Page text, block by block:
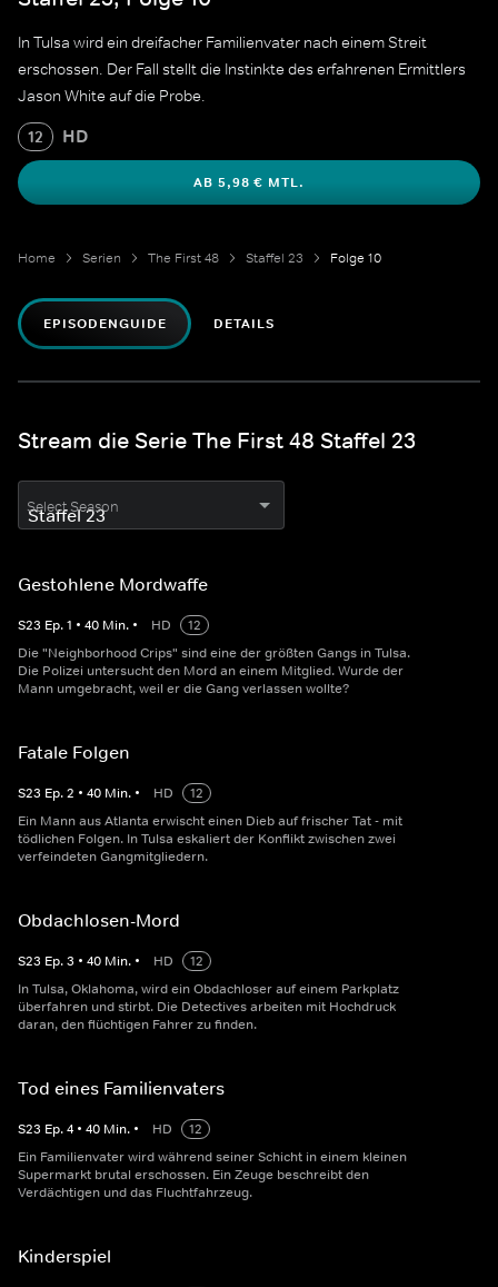
In Tulsa wird ein dreifacher Familienvater nach einem Streit
erschossen. Der Fall stellt die Instinkte des erfahrenen Ermittlers
Jason White auf die Probe.
12 HD
AB 5,98 € MTL.
Home Serien The First 48 Staffel 23 Folge 10
EPISODENGUIDE DETAILS
Stream die Serie The First 48 Staffel 23
Select Season
Gestohlene Mordwaffe
S23 Ep.1 • 40 Min. • HD
12
Die "Neighborhood Crips" sind eine der größten Gangs in Tulsa.
Die Polizei untersucht den Mord an einem Mitglied. Wurde der
Mann umgebracht, weil er die Gang verlassen wollte?
Fatale Folgen
S23 Ep.2 • 40 Min. • HD
12
Ein Mann aus Atlanta erwischt einen Dieb auf frischer Tat - mit
tödlichen Folgen. In Tulsa eskaliert der Konflikt zwischen zwei
verfeindeten Gangmitgliedern.
Obdachlosen-Mord
S23 Ep.3 • 40 Min. • HD
12
In Tulsa, Oklahoma, wird ein Obdachloser auf einem Parkplatz
überfahren und stirbt. Die Detectives arbeiten mit Hochdruck
daran, den flüchtigen Fahrer zu finden.
Tod eines Familienvaters
S23 Ep.4 • 40 Min. • HD
12
Ein Familienvater wird während seiner Schicht in einem kleinen
Supermarkt brutal erschossen. Ein Zeuge beschreibt den
Verdächtigen und das Fluchtfahrzeug.
Kinderspiel